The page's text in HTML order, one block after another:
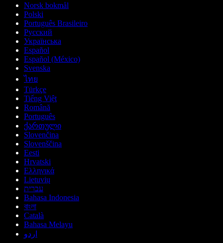
Norsk bokmål
Polski
Português Brasileiro
Русский
Українська
Español
Español (México)
Svenska
ไทย
Türkçe
Tiếng Việt
Română
Português
ქართული
Slovenčina
Slovenščina
Eesti
Hrvatski
Ελληνικά
Lietuvių
עברית
Bahasa Indonesia
বাংলা
Català
Bahasa Melayu
اردو